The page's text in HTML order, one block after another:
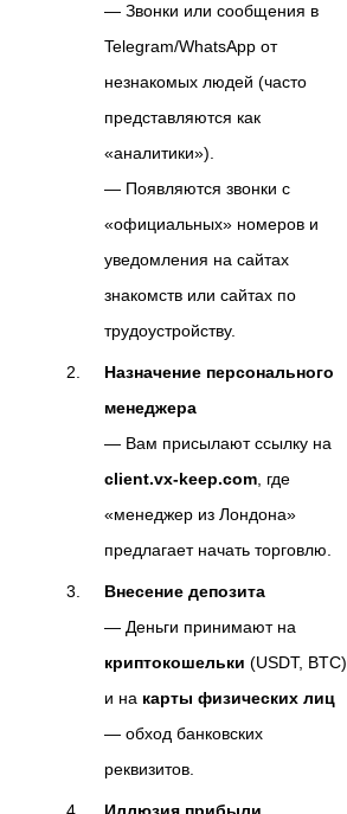
— Звонки или сообщения в
Telegram/WhatsApp от
незнакомых людей (часто
представляются как
«аналитики»).
— Появляются звонки с
«официальных» номеров и
уведомления на сайтах
знакомств или сайтах по
трудоустройству.
Назначение персонального
менеджера
— Вам присылают ссылку на
client.vx-keep.com , где
«менеджер из Лондона»
предлагает начать торговлю.
Внесение депозита
— Деньги принимают на
криптокошельки (USDT, BTC)
и на карты физических лиц
— обход банковских
реквизитов.